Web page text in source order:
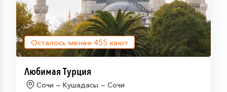
Осталось менее 455 кают
Любимая Турция
Сочи — Кушадасы — Сочи